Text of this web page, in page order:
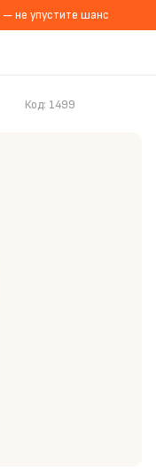
не упустите шанс
Код: 1499